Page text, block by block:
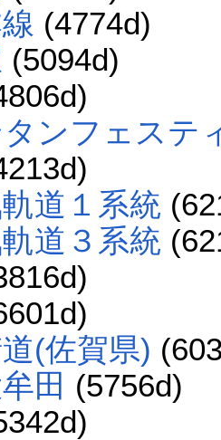
(4774d)
(5094d)
ンフェステ
道１系統
道３系統
(佐賀県)
田 (5756d)